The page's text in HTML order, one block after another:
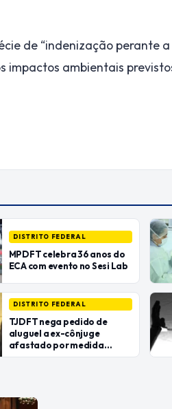
de “indenização perante
ambientais
DISTRITO FEDERAL
MPDFT celebra 36 anos do
ECA com evento no Sesi Lab
DISTRITO FEDERAL
TJDFT nega pedido de
aluguel a ex-cônjuge
afastado por medida
protetiva